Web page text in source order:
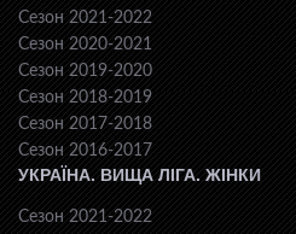
Сезон 2021-2022
Сезон 2020-2021
Сезон 2019-2020
Сезон 2018-2019
Сезон 2017-2018
Сезон 2016-2017
УКРАЇНА. ВИЩА ЛІГА. ЖІНКИ
Сезон 2021-2022